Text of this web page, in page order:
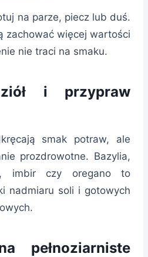
na parze, piecz lub duś.
zachować więcej wartości
nie traci na smaku.
i przypraw
smak potraw, ale
prozdrowotne. Bazylia,
imbir czy oregano to
nadmiaru soli i gotowych
pełnoziarniste